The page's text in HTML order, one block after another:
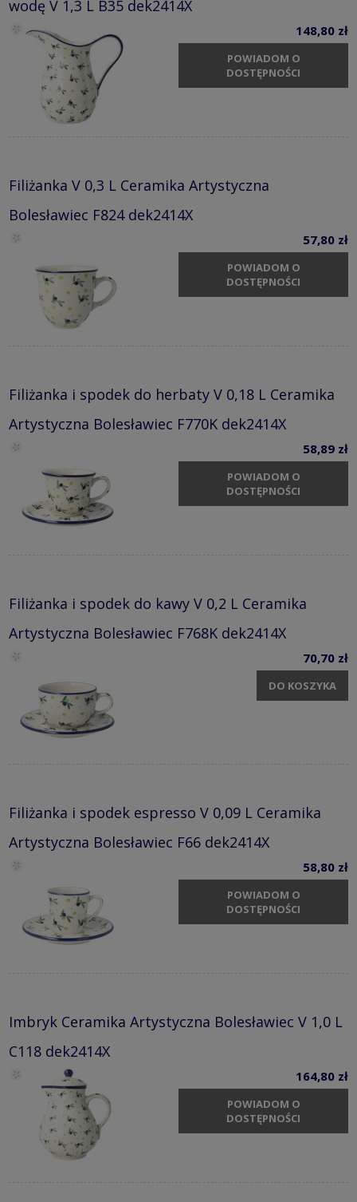
wodę V 1,3 L B35 dek2414X
148,80 zł
POWIADOM O
DOSTĘPNOŚCI
Filiżanka V 0,3 L Ceramika Artystyczna
Bolesławiec F824 dek2414X
57,80 zł
POWIADOM O
DOSTĘPNOŚCI
Filiżanka i spodek do herbaty V 0,18 L Ceramika
Artystyczna Bolesławiec F770K dek2414X
58,89 zł
POWIADOM O
DOSTĘPNOŚCI
Filiżanka i spodek do kawy V 0,2 L Ceramika
Artystyczna Bolesławiec F768K dek2414X
70,70 zł
DO KOSZYKA
Filiżanka i spodek espresso V 0,09 L Ceramika
Artystyczna Bolesławiec F66 dek2414X
58,80 zł
POWIADOM O
DOSTĘPNOŚCI
Imbryk Ceramika Artystyczna Bolesławiec V 1,0 L
C118 dek2414X
164,80 zł
POWIADOM O
DOSTĘPNOŚCI